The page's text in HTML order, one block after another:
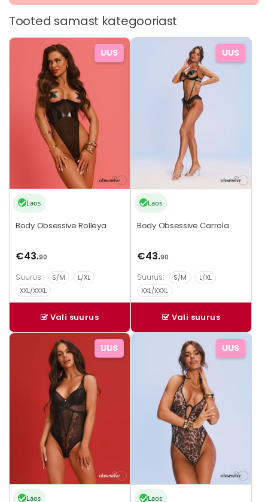
Tooted samast kategooriast
UUS
Laos
Body Obsessive Rolleya
€43.90
Suurus: S/M
L/XL
XXL/XXXL
Vali suurus
Sellel
varianti.
Valikuid
tootelehel.
UUS
Laos
Body Obsessive Carrola
€43.90
Suurus: S/M
L/XL
XXL/XXXL
Vali suurus
Sellel
UUS
Laos
Sellel
tootelehel.
UUS
Laos
Sellel
Valikuid
tootelehel.